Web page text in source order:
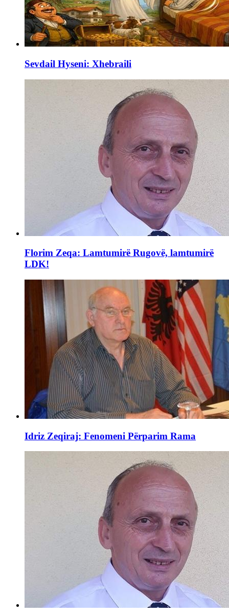
Sevdail Hyseni: Xhebraili
Florim Zeqa: Lamtumirë Rugovë, lamtumirë
LDK!
Idriz Zeqiraj: Fenomeni Përparim Rama